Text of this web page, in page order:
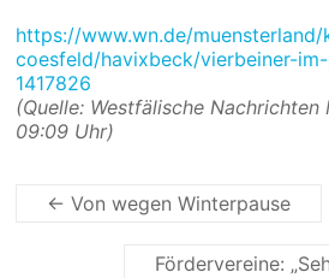
https://www.wn.de/muensterland/
coesfeld/havixbeck/vierbeiner-
1417826
(Quelle: Westfälische
09:09 Uhr)
← Von wegen Winterpause
Fördervereine: